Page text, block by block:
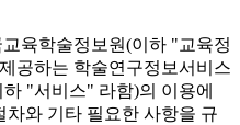
육학술정보원(이하 "교육정
공하는 학술연구정보서비스
"서비스" 라함)의 이용에
차와 기타 필요한 사항을 규